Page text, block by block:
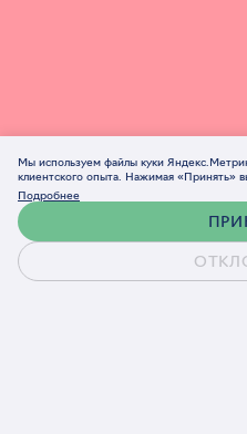
Мы используем файлы куки
клиентского опыта. Нажимая «Принять»
Подробнее